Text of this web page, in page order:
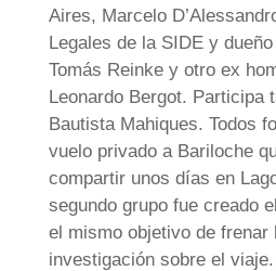
Aires, Marcelo
Legales de la SIDE y
Tomás Reinke y otro ex
Leonardo Bergot. Participa
Bautista Mahiques. Todos
vuelo privado a Bariloche
compartir unos días en
segundo grupo fue creado
el mismo objetivo de frenar
investigación sobre el viaje.